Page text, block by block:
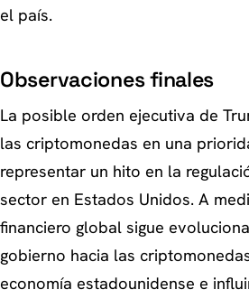
el país.
Observaciones finales
La posible orden ejecutiva de
las criptomonedas en una
representar un hito en la
sector en Estados Unidos. A
financiero global sigue
gobierno hacia las
economía estadounidense e